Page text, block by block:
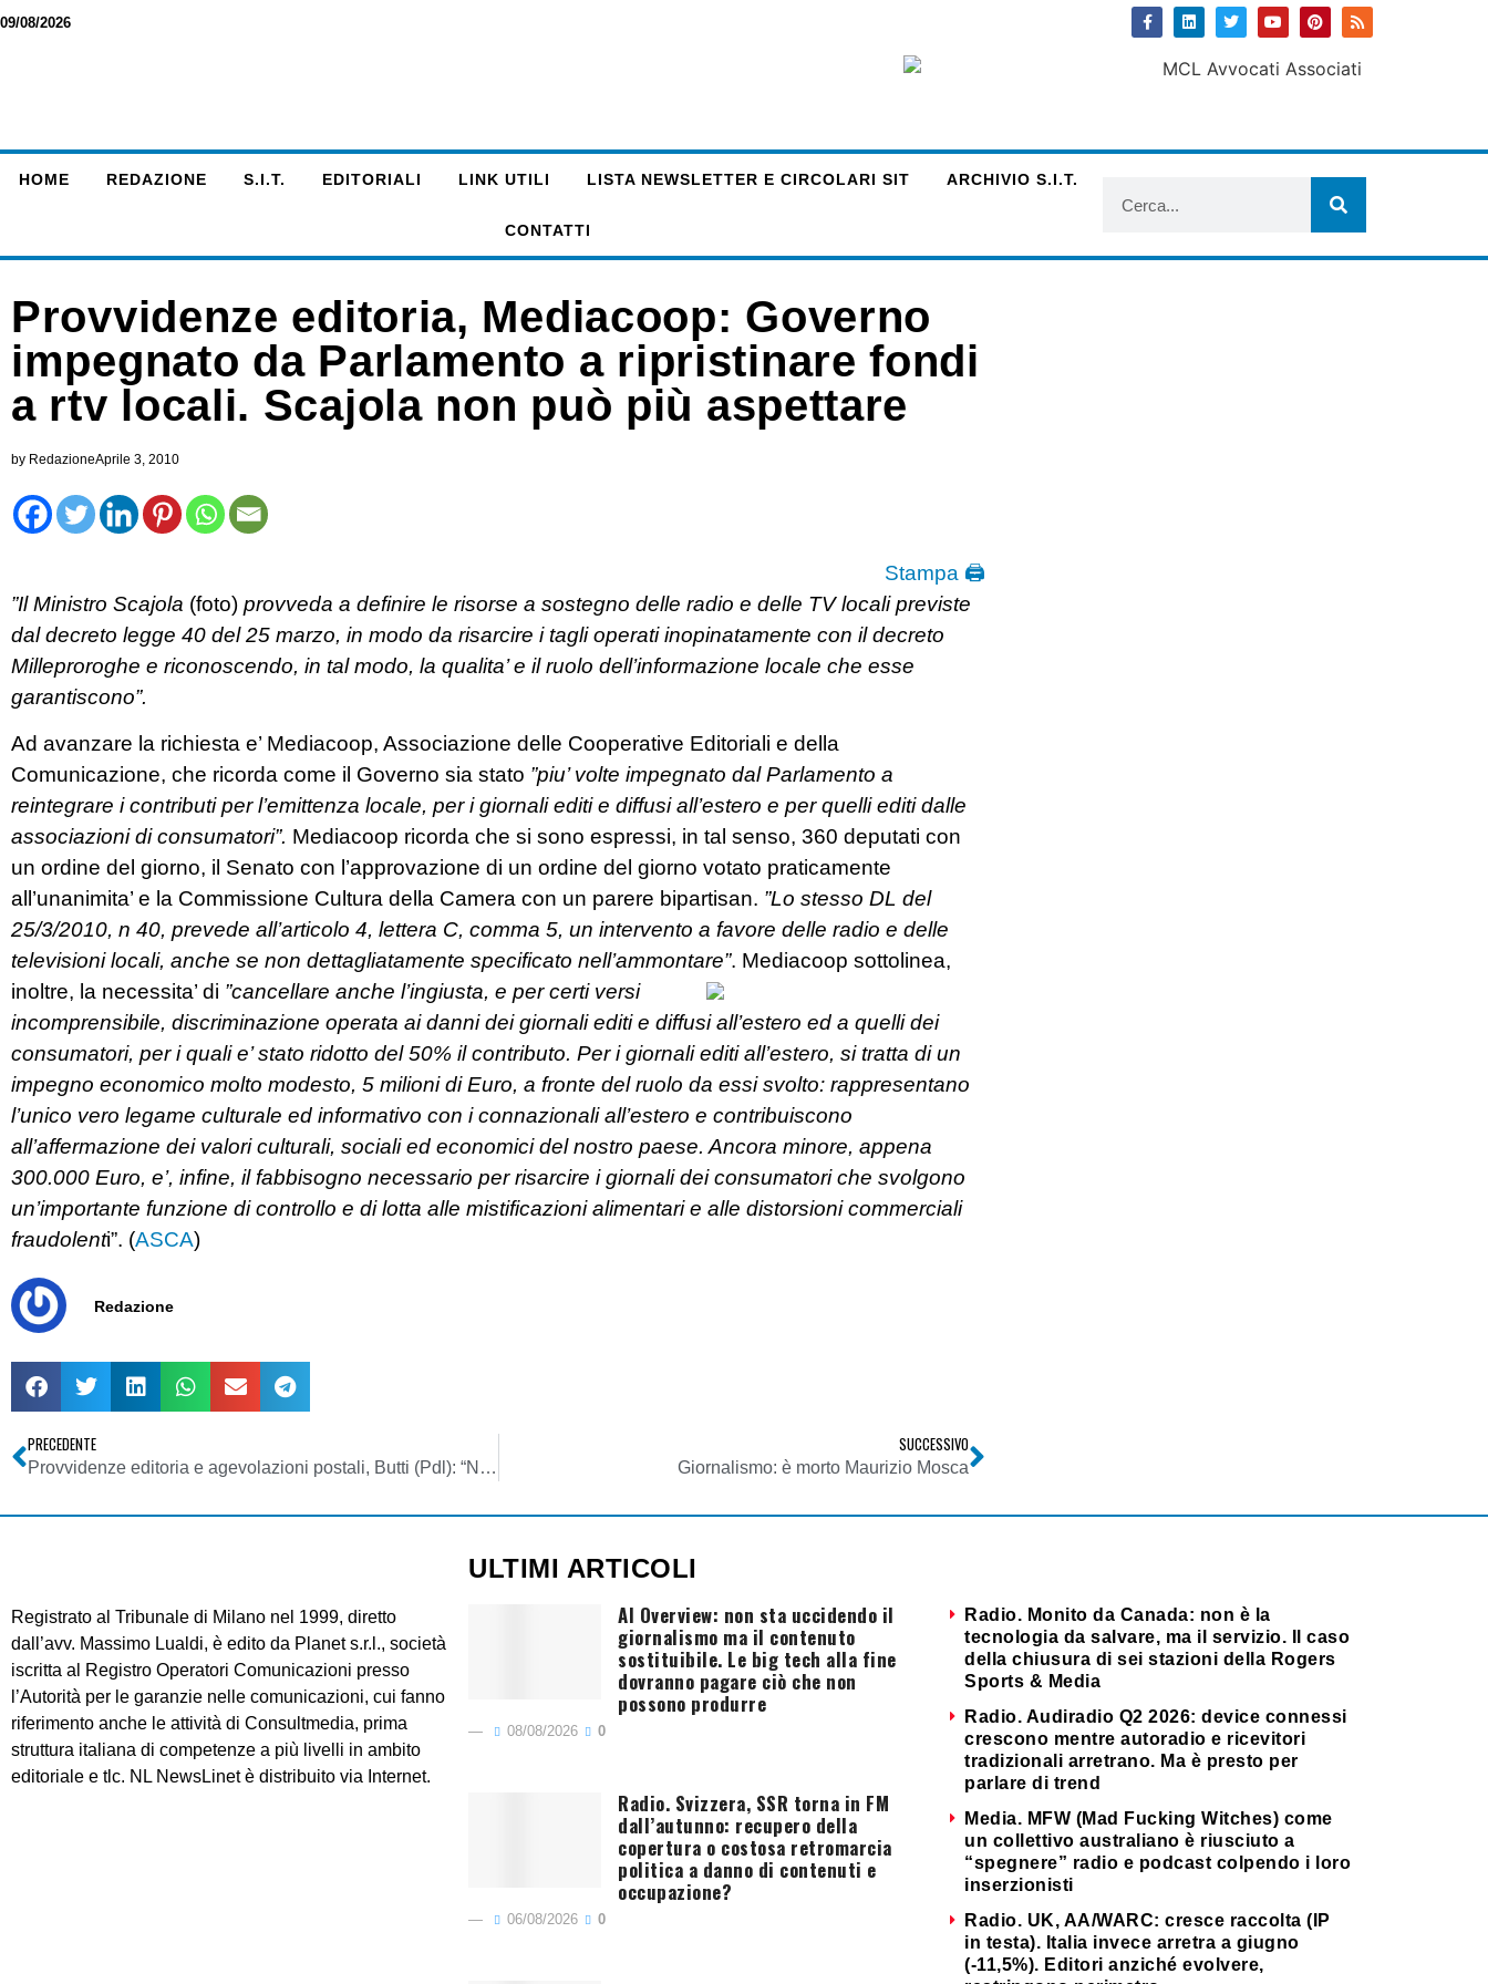
09/08/2026
HOME REDAZIONE S.I.T. EDITORIALI LINK UTILI LISTA NEWSLETTER E CIRCOLARI SIT ARCHIVIO S.I.T.
CONTATTI
Provvidenze editoria, Mediacoop: Governo
impegnato da Parlamento a ripristinare fondi
a rtv locali. Scajola non può più aspettare
by RedazioneAprile 3, 2010
Stampa 🖨
”Il Ministro Scajola (foto) provveda a definire le risorse a sostegno delle radio e delle TV locali previste
dal decreto legge 40 del 25 marzo, in modo da risarcire i tagli operati inopinatamente con il decreto
Milleproroghe e riconoscendo, in tal modo, la qualita’ e il ruolo dell’informazione locale che esse
garantiscono”.
Ad avanzare la richiesta e’ Mediacoop, Associazione delle Cooperative Editoriali e della
Comunicazione, che ricorda come il Governo sia stato ”piu’ volte impegnato dal Parlamento a
reintegrare i contributi per l’emittenza locale, per i giornali editi e diffusi all’estero e per quelli editi dalle
associazioni di consumatori”. Mediacoop ricorda che si sono espressi, in tal senso, 360 deputati con
un ordine del giorno, il Senato con l’approvazione di un ordine del giorno votato praticamente
all’unanimita’ e la Commissione Cultura della Camera con un parere bipartisan. ”Lo stesso DL del
25/3/2010, n 40, prevede all’articolo 4, lettera C, comma 5, un intervento a favore delle radio e delle
televisioni locali, anche se non dettagliatamente specificato nell’ammontare”. Mediacoop sottolinea,
inoltre, la necessita’ di ”cancellare anche l’ingiusta, e per certi versi
incomprensibile, discriminazione operata ai danni dei giornali editi e diffusi all’estero ed a quelli dei
consumatori, per i quali e’ stato ridotto del 50% il contributo. Per i giornali editi all’estero, si tratta di un
impegno economico molto modesto, 5 milioni di Euro, a fronte del ruolo da essi svolto: rappresentano
l’unico vero legame culturale ed informativo con i connazionali all’estero e contribuiscono
all’affermazione dei valori culturali, sociali ed economici del nostro paese. Ancora minore, appena
300.000 Euro, e’, infine, il fabbisogno necessario per risarcire i giornali dei consumatori che svolgono
un’importante funzione di controllo e di lotta alle mistificazioni alimentari e alle distorsioni commerciali
fraudolenti”. (ASCA)
Redazione
PRECEDENTE
Provvidenze editoria e agevolazioni postali, Butti (Pdl): “Nostro obiettivo è ripristinare la situazione che esisteva prima degli interventi degli ultimi mesi”
SUCCESSIVO
Giornalismo: è morto Maurizio Mosca
Registrato al Tribunale di Milano nel 1999, diretto
dall’avv. Massimo Lualdi, è edito da Planet s.r.l., società
iscritta al Registro Operatori Comunicazioni presso
l’Autorità per le garanzie nelle comunicazioni, cui fanno
riferimento anche le attività di Consultmedia, prima
struttura italiana di competenze a più livelli in ambito
editoriale e tlc. NL NewsLinet è distribuito via Internet.
ULTIMI ARTICOLI
AI Overview: non sta uccidendo il
giornalismo ma il contenuto
sostituibile. Le big tech alla fine
dovranno pagare ciò che non
possono produrre
08/08/2026 0
Radio. Svizzera, SSR torna in FM
dall’autunno: recupero della
copertura o costosa retromarcia
politica a danno di contenuti e
occupazione?
06/08/2026 0
Radio. Monito da Canada: non è la
tecnologia da salvare, ma il servizio. Il caso
della chiusura di sei stazioni della Rogers
Sports & Media
Radio. Audiradio Q2 2026: device connessi
crescono mentre autoradio e ricevitori
tradizionali arretrano. Ma è presto per
parlare di trend
Media. MFW (Mad Fucking Witches) come
un collettivo australiano è riusciuto a
“spegnere” radio e podcast colpendo i loro
inserzionisti
Radio. UK, AA/WARC: cresce raccolta (IP
in testa). Italia invece arretra a giugno
(-11,5%). Editori anziché evolvere,